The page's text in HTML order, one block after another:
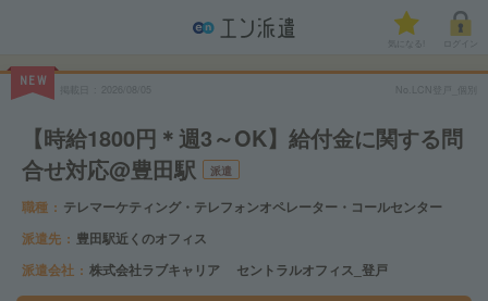
気になる!
NEW
2026/08/05
【時給1800円＊週3～OK】給付金に関する問
合せ対応@豊田駅
派遣
職種
テレマーケティング・テレフォンオペレーター・コールセンター
派遣先
豊田駅近くのオフィス
派遣会社
株式会社ラブキャリア セントラルオフィス_登戸